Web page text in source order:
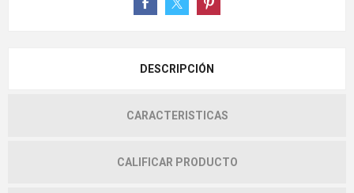
DESCRIPCIÓN
CARACTERISTICAS
CALIFICAR PRODUCTO